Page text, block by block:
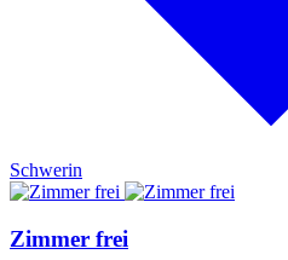
Schwerin
Zimmer frei